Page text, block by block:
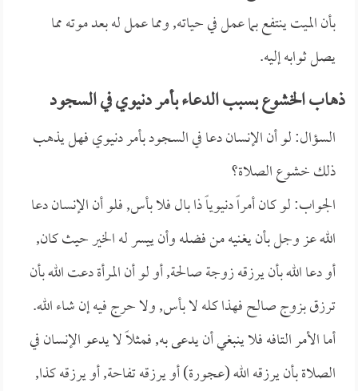
بأن الميت ينتفع بما عمل في حياته, ومما عمل له بعد موته مما
يصل ثوابه إليه.
ذهاب الخشوع بسبب الدعاء بأمر دنيوي في السجود
السؤال: لو أن الإنسان دعا في السجود بأمر دنيوي فهل يذهب
ذلك خشوع الصلاة؟
الجواب: لو كان أمراً دنيوياً ذا بال فلا بأس, فلو أن الإنسان دعا
الله عز وجل بأن يغنيه من فضله وأن ييسر له الخير حيث كان,
أو دعا الله بأن يرزقه زوجة صالحة, أو لو أن المرأة دعت الله بأن
ترزق بزوج صالح فهذا كله لا بأس, ولا حرج فيه إن شاء الله.
أما الأمر التافه فلا ينبغي أن يدعى به, فمثلاً لا يدعو الإنسان في
الصلاة بأن يرزقه الله (عجورة) أو يرزقه تفاحة, أو يرزقه كذا,